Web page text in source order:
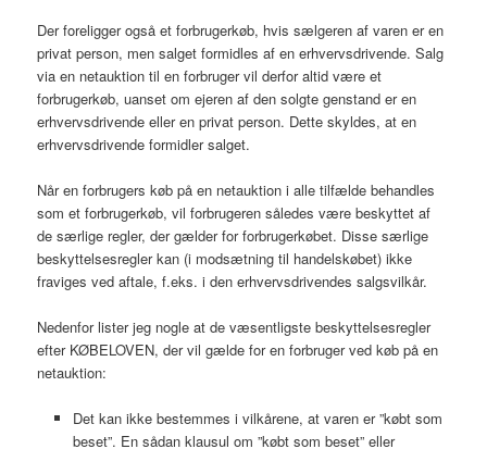
Der foreligger også et forbrugerkøb, hvis sælgeren af varen er en
privat person, men salget formidles af en erhvervsdrivende. Salg
via en netauktion til en forbruger vil derfor altid være et
forbrugerkøb, uanset om ejeren af den solgte genstand er en
erhvervsdrivende eller en privat person. Dette skyldes, at en
erhvervsdrivende formidler salget.
Når en forbrugers køb på en netauktion i alle tilfælde behandles
som et forbrugerkøb, vil forbrugeren således være beskyttet af
de særlige regler, der gælder for forbrugerkøbet. Disse særlige
beskyttelsesregler kan (i modsætning til handelskøbet) ikke
fraviges ved aftale, f.eks. i den erhvervsdrivendes salgsvilkår.
Nedenfor lister jeg nogle at de væsentligste beskyttelsesregler
efter KØBELOVEN, der vil gælde for en forbruger ved køb på en
netauktion:
Det kan ikke bestemmes i vilkårene, at varen er ”købt som
beset”. En sådan klausul om ”købt som beset” eller